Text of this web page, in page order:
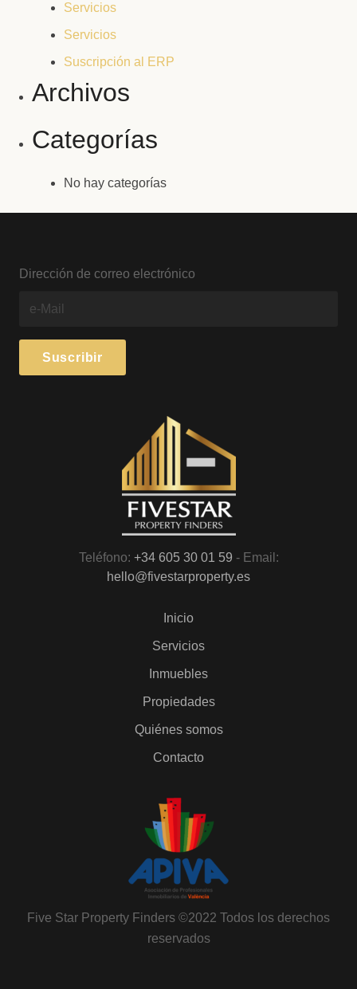
Servicios
Servicios
Suscripción al ERP
Archivos
Categorías
No hay categorías
Dirección de correo electrónico
Teléfono: +34 605 30 01 59 - Email:
hello@fivestarproperty.es
Inicio
Servicios
Inmuebles
Propiedades
Quiénes somos
Contacto
Five Star Property Finders ©2022 Todos los derechos
reservados